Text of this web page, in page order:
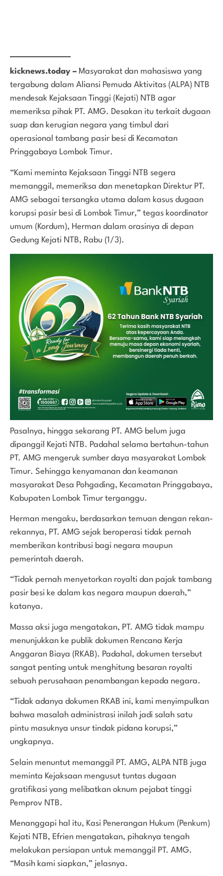
kicknews.today – Masyarakat dan mahasiswa yang
tergabung dalam Aliansi Pemuda Aktivitas (ALPA) NTB
mendesak Kejaksaan Tinggi (Kejati) NTB agar
memeriksa pihak PT. AMG. Desakan itu terkait dugaan
suap dan kerugian negara yang timbul dari
operasional tambang pasir besi di Kecamatan
Pringgabaya Lombok Timur.
“Kami meminta Kejaksaan Tinggi NTB segera
memanggil, memeriksa dan menetapkan Direktur PT.
AMG sebagai tersangka utama dalam kasus dugaan
korupsi pasir besi di Lombok Timur,” tegas koordinator
umum (Kordum), Herman dalam orasinya di depan
Gedung Kejati NTB, Rabu (1/3).
Pasalnya, hingga sekarang PT. AMG belum juga
dipanggil Kejati NTB. Padahal selama bertahun-tahun
PT. AMG mengeruk sumber daya masyarakat Lombok
Timur. Sehingga kenyamanan dan keamanan
masyarakat Desa Pohgading, Kecamatan Pringgabaya,
Kabupaten Lombok Timur terganggu.
Herman mengaku, berdasarkan temuan dengan rekan-
rekannya, PT. AMG sejak beroperasi tidak pernah
memberikan kontribusi bagi negara maupun
pemerintah daerah.
“Tidak pernah menyetorkan royalti dan pajak tambang
pasir besi ke dalam kas negara maupun daerah,”
katanya.
Massa aksi juga mengatakan, PT. AMG tidak mampu
menunjukkan ke publik dokumen Rencana Kerja
Anggaran Biaya (RKAB). Padahal, dokumen tersebut
sangat penting untuk menghitung besaran royalti
sebuah perusahaan penambangan kepada negara.
“Tidak adanya dokumen RKAB ini, kami menyimpulkan
bahwa masalah administrasi inilah jadi salah satu
pintu masuknya unsur tindak pidana korupsi,”
ungkapnya.
Selain menuntut memanggil PT. AMG, ALPA NTB juga
meminta Kejaksaan mengusut tuntas dugaan
gratifikasi yang melibatkan oknum pejabat tinggi
Pemprov NTB.
Menanggapi hal itu, Kasi Penerangan Hukum (Penkum)
Kejati NTB, Efrien mengatakan, pihaknya tengah
melakukan persiapan untuk memanggil PT. AMG.
“Masih kami siapkan,” jelasnya.